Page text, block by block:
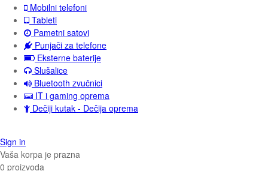
Mobilni telefoni
Tableti
Pametni satovi
Punjači za telefone
Eksterne baterije
Slušalice
Bluetooth zvučnici
IT i gaming oprema
Dečiji kutak - Dečija oprema
Sign in
Vaša korpa je prazna
0 proizvoda